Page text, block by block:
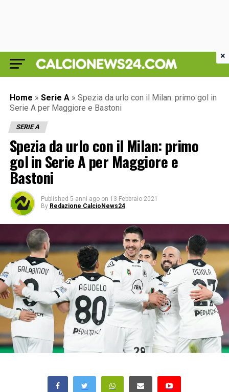
Home » Serie A » Spezia da urlo con il Milan: primo gol in
Serie A per Maggiore e Bastoni
SERIE A
Spezia da urlo con il Milan: primo
gol in Serie A per Maggiore e
Bastoni
Published 5 anni ago on 13 Febbraio 2021
By Redazione CalcioNews24
×